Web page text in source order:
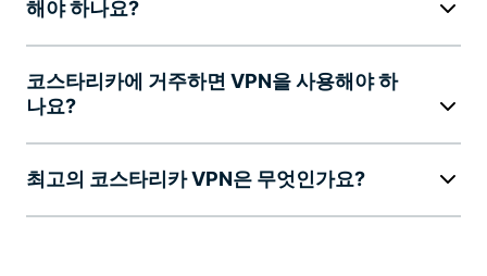
해야 하나요?
코스타리카에 거주하면 VPN을 사용해야 하
나요?
최고의 코스타리카 VPN은 무엇인가요?